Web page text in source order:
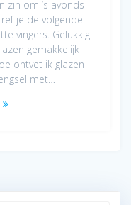
zin om ’s avonds
je de volgende
vingers. Gelukkig
gemakkelijk
ontvet ik glazen
met…